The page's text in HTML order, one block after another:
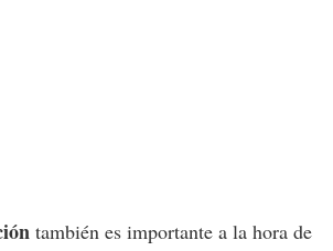
también es importante a la hora de